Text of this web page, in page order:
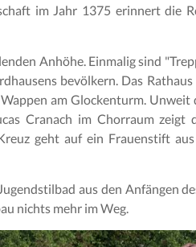
im Jahr 1375 erinnert die
Anhöhe. Einmalig sind
bevölkern. Das
am Glockenturm. Unweit
Cranach im Chorraum
geht auf ein Frauenstift
aus den Anfängen
nichts mehr im Weg.